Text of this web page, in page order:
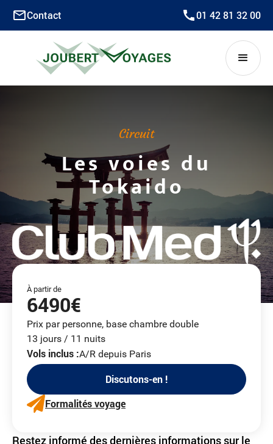
Contact 01 42 81 32 00
Circuit
Les voies du
Tokaido
Restez informé des dernières informations sur le
À partir de
6490€
Prix par personne, base chambre double
13 jours / 11 nuits
Vols inclus :A/R depuis Paris
Discutons-en !
Formalités voyage